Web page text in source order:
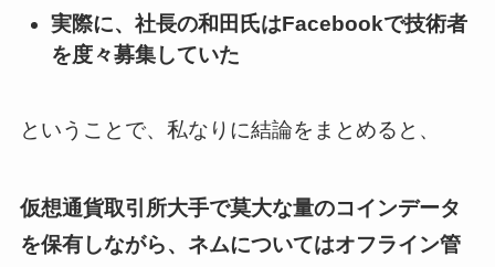
実際に、社長の和田氏はFacebookで技術者
を度々募集していた
ということで、私なりに結論をまとめると、
仮想通貨取引所大手で莫大な量のコインデータ
を保有しながら、ネムについてはオフライン管